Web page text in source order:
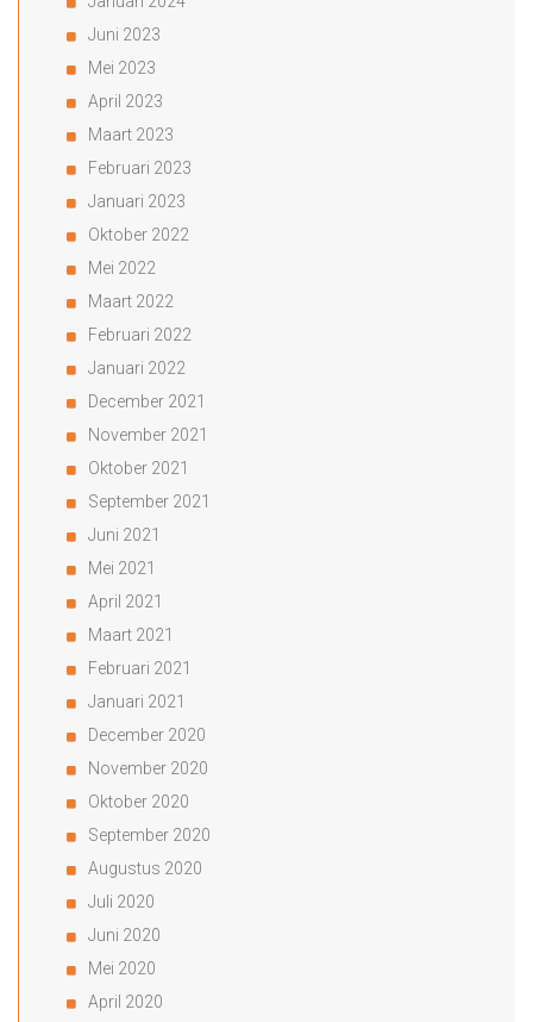
Juni 2023
Mei 2023
April 2023
Maart 2023
Februari 2023
Januari 2023
Oktober 2022
Mei 2022
Maart 2022
Februari 2022
Januari 2022
December 2021
November 2021
Oktober 2021
September 2021
Juni 2021
Mei 2021
April 2021
Maart 2021
Februari 2021
Januari 2021
December 2020
November 2020
Oktober 2020
September 2020
Augustus 2020
Juli 2020
Juni 2020
Mei 2020
April 2020